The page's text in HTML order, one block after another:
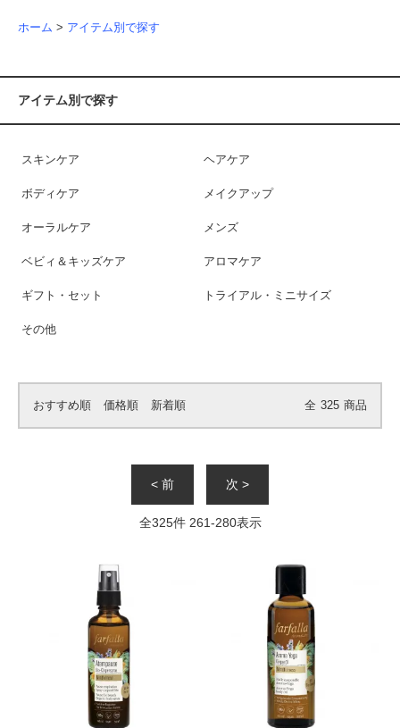
ホーム > アイテム別で探す
アイテム別で探す
スキンケア ヘアケア
ボディケア メイクアップ
オーラルケア メンズ
ベビィ＆キッズケア アロマケア
ギフト・セット トライアル・ミニサイズ
その他
おすすめ順 価格順 新着順 全 325 商品
< 前 次 >
全325件 261-280表示